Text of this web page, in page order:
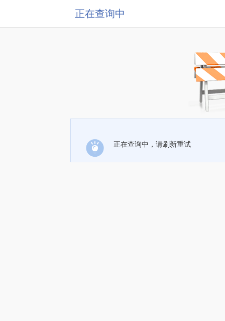
正在查询中
正在查询中，请刷新重试